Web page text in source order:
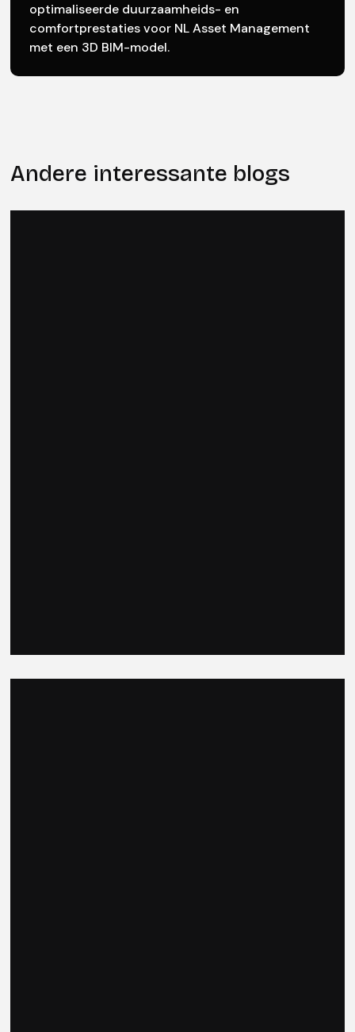
optimaliseerde duurzaamheids- en
comfortprestaties voor NL Asset Management
met een 3D BIM-model.
Andere interessante blogs